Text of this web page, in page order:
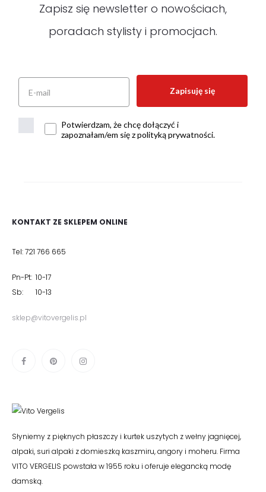
Zapisz się newsletter o nowościach,
poradach stylisty i promocjach.
Zapisuję się
Potwierdzam, że chcę dołączyć i
zapoznałam/em się z polityką prywatności.
KONTAKT ZE SKLEPEM ONLINE
Tel: 721 766 665
Pn-Pt: 10-17
Sb: 10-13
sklep@vitovergelis.pl
Słyniemy z pięknych płaszczy i kurtek uszytych z wełny jagnięcej,
alpaki, suri alpaki z domieszką kaszmiru, angory i moheru. Firma
VITO VERGELIS powstała w 1955 roku i oferuje elegancką modę
damską.